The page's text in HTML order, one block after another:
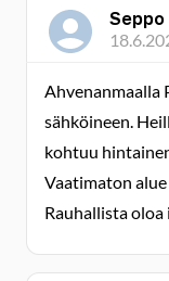
Seppo
Ahvenanmaalla
sähköineen.
kohtuu
Vaatimaton
Rauhallista